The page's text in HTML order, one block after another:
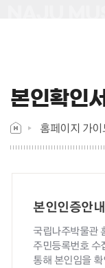
본인확인
홈페이지 가이
본인인증안내
국립나주박물관
주민등록번호 수
통해 본인임을